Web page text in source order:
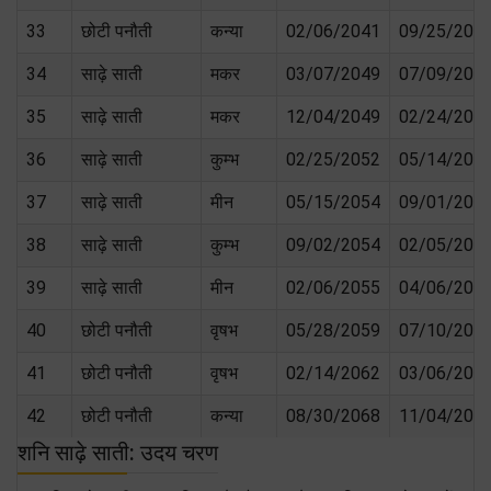
33 छोटी पनौती कन्या 02/06/2041 09/25/
34 साढ़े साती मकर 03/07/2049 07/09/
35 साढ़े साती मकर 12/04/2049 02/24/
36 साढ़े साती कुम्भ 02/25/2052 05/14/
37 साढ़े साती मीन 05/15/2054 09/01/
38 साढ़े साती कुम्भ 09/02/2054 02/05/
39 साढ़े साती मीन 02/06/2055 04/06/
40 छोटी पनौती वृषभ 05/28/2059 07/10/
41 छोटी पनौती वृषभ 02/14/2062 03/06/
42 छोटी पनौती कन्या 08/30/2068 11/04/
शनि साढ़े साती: उदय चरण